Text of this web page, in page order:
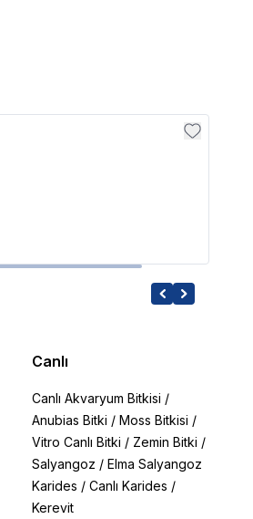
Canlı
Canlı Akvaryum Bitkisi /
Anubias Bitki /Moss Bitkisi /
Vitro Canlı Bitki / Zemin Bitki /
Salyangoz /Elma Salyangoz
Karides /Canlı Karides /
Kerevit